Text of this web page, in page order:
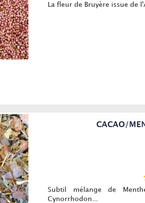
La fleur de Bruyère issue de
CACAO/
Subtil mélange de
Cynorrhodon...